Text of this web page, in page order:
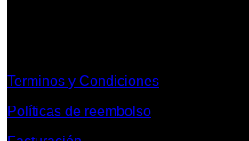
Terminos y Condiciones
Políticas de reembolso